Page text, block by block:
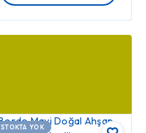
STOKTA YOK